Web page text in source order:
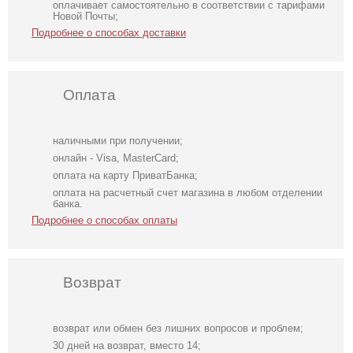
оплачивает самостоятельно в соответствии с тарифами
Новой Почты;
Подробнее о способах доставки
Оплата
наличными при получении;
онлайн - Visa, MasterCard;
оплата на карту ПриватБанка;
оплата на расчетный счет магазина в любом отделении
банка.
Подробнее о способах оплаты
Возврат
возврат или обмен без лишних вопросов и проблем;
30 дней на возврат, вместо 14;
Нарядное
Классические